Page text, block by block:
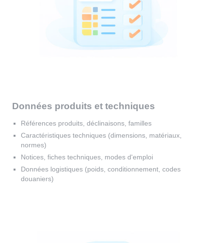
Données produits et techniques
Références produits, déclinaisons, familles
Caractéristiques techniques (dimensions, matériaux,
normes)
Notices, fiches techniques, modes d'emploi
Données logistiques (poids, conditionnement, codes
douaniers)